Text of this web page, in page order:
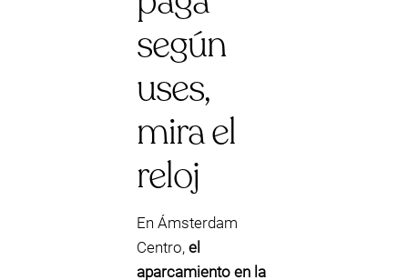
según
uses,
mira el
reloj
En Ámsterdam
Centro, el
aparcamiento en la